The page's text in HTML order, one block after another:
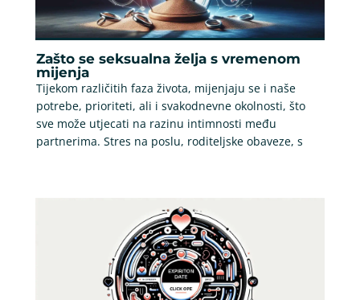
Zašto se seksualna želja s vremenom
mijenja
Tijekom različitih faza života, mijenjaju se i naše
potrebe, prioriteti, ali i svakodnevne okolnosti, što
sve može utjecati na razinu intimnosti među
partnerima. Stres na poslu, roditeljske obaveze, s